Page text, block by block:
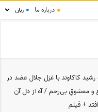
● درباره ما ●
رشید کاکاوند با غزل جلال عضد در
معشوقِ بی‌رحم / آه از دل آن
+ فیلم